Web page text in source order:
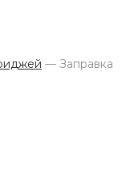
— Заправка